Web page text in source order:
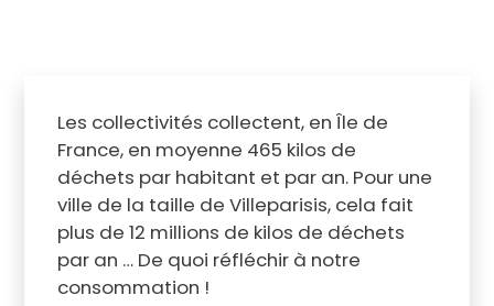
Les collectivités collectent, en Île de
France, en moyenne 465 kilos de
déchets par habitant et par an. Pour une
ville de la taille de Villeparisis, cela fait
plus de 12 millions de kilos de déchets
par an … De quoi réfléchir à notre
consommation !